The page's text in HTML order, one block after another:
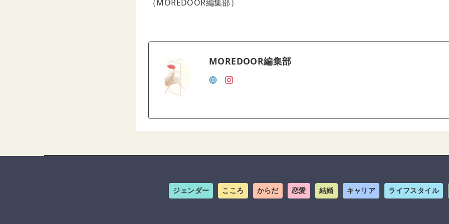
（MOREDOOR編集部）
MOREDOOR編集部
ジェンダー こころ からだ 恋愛 結婚 キャリア ライフスタイル